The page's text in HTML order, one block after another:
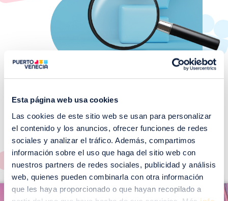
Esta página web usa cookies
Las cookies de este sitio web se usan para personalizar
el contenido y los anuncios, ofrecer funciones de redes
sociales y analizar el tráfico. Además, compartimos
información sobre el uso que haga del sitio web con
nuestros partners de redes sociales, publicidad y análisis
web, quienes pueden combinarla con otra información
que les haya proporcionado o que hayan recopilado a
¡No te pierdas nuestros
EVENTOS!
Ver todos >
m